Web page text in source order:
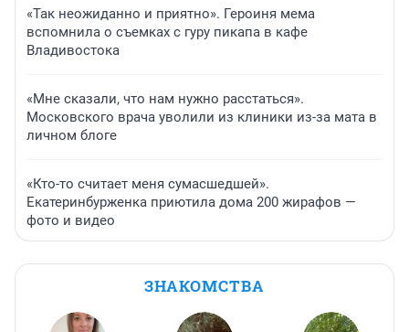
«Так неожиданно и приятно». Героиня мема
вспомнила о съемках с гуру пикапа в кафе
Владивостока
«Мне сказали, что нам нужно расстаться».
Московского врача уволили из клиники из-за мата в
личном блоге
«Кто-то считает меня сумасшедшей».
Екатеринбурженка приютила дома 200 жирафов —
фото и видео
ЗНАКОМСТВА